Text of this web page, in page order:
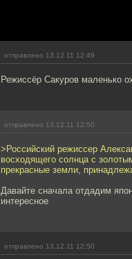
отправлено 13.12.11 12:49
Режиссёр Сакуров маленько
отправлено 13.12.11 12:50
>Российский режиссер
восходящего солнца с
прекрасные земли,
Давайте сначала отдадим
интересное
отправлено 13.12.11 12:50